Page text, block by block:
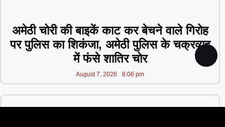
अमेठी चोरी की बाइकें काट कर बेचने वाले गिरोह
पर पुलिस का शिकंजा, अमेठी पुलिस के चक्रव्यूह
में फंसे शातिर चोर
August 7, 2026 8:06 pm